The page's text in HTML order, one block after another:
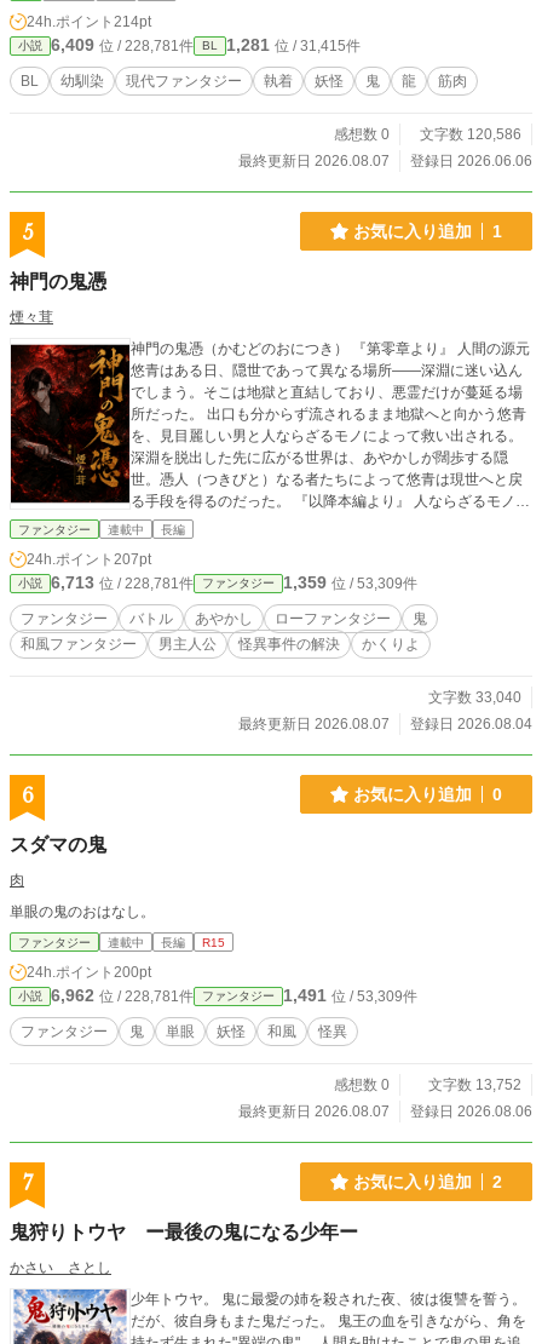
はないギャグ要素も出てきます。 エローな描写のページは※
マーク表示しています。 2022年に書いた小説の改稿版です。
※この物語に登場する人物、名、団体、場所はすべてフィク
ションです。 作品の表現上、モラルに反した描写もあります
断転載は禁止です。 Unauthorized copying or reproduction is
24h.ポイント 214pt
小説 6,409 位 / 228,781件 BL 1,281 位 / 31,415件
BL 幼馴染 現代ファンタジー 執着 妖怪 鬼 龍 筋肉
感想数 0
文字数 120,586
最終更新日 2026.08.07
登録日 2026.06.06
5 お気に入り追加 1
神門の鬼憑
煙々茸
神門の鬼憑（かむどのおにつき） 『第零章より』 人間の源元
悠青はある日、隠世であって異なる場所――深淵に迷い込ん
でしまう。そこは地獄と直結しており、悪霊だけが蔓延る場
所だった。 出口も分からず流されるまま地獄へと向かう悠青
を、見目麗しい男と人ならざるモノによって救い出される。
深淵を脱出した先に広がる世界は、あやかしが闊歩する隠
世。憑人（つきびと）なる者たちによって悠青は現世へと戻
る手段を得るのだった。 『以降本編より』 人ならざるモノに
憑かれた人間を憑人という。彼らは隠世にて悪霊や闇に堕ち
う）は鬼の憑人であり、唯一禍魂となった悪霊を消滅させる
力を持っていた。鬼憑き故に閻煌だけが深淵に出入りするこ
とが可能であり、現世からでも神門（かむど）を開くことが
できるため人間側でも脅威と見なされていた。 隠世と現世で
発生する怪異を解決し、人間と妖、そして地獄の秩序を守る
ファンタジー 連載中 長編
24h.ポイント 207pt
小説 6,713 位 / 228,781件 ファンタジー 1,359 位 / 53,309件
ファンタジー バトル あやかし ローファンタジー
鬼
和風ファンタジー
男主人公 怪異事件の解決 かくりよ
文字数 33,040
最終更新日 2026.08.07
登録日 2026.08.04
6 お気に入り追加 0
スダマの鬼
肉
単眼の鬼のおはなし。
ファンタジー 連載中 長編 R15
24h.ポイント 200pt
小説 6,962 位 / 228,781件 ファンタジー 1,491 位 / 53,309件
ファンタジー 鬼 単眼 妖怪 和風 怪異
感想数 0
文字数 13,752
最終更新日 2026.08.07
登録日 2026.08.06
7 お気に入り追加 2
鬼狩りトウヤ ー最後の鬼になる少年ー
かさい さとし
少年トウヤ。 鬼に最愛の姉を殺された夜、彼は復讐を誓う。
だが、彼自身もまた鬼だった。 鬼王の血を引きながら、角を